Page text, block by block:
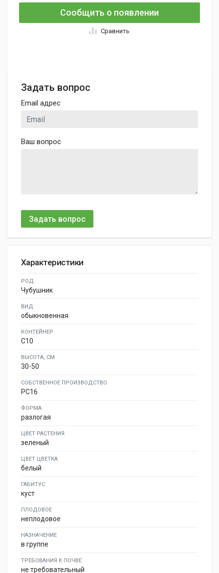
Сообщить о появлении
Сравнить
Задать вопрос
Email адрес
Ваш вопрос
Задать вопрос
Характеристики
РОД
Чубушник
ВИД
обыкновенная
КОНТЕЙНЕР
C10
ВЫСОТА, СМ
30-50
СОБСТВЕННОЕ ПРОИЗВОДСТВО
PC16
ФОРМА
разлогая
ЦВЕТ РАСТЕНИЯ
зеленый
ЦВЕТ ЦВЕТКА
белый
ГАБИТУС
куст
ПЛОДОВОЕ
неплодовое
НАЗНАЧЕНИЕ
в группе
ТРЕБОВАНИЯ К ПОЧВЕ
не требовательный